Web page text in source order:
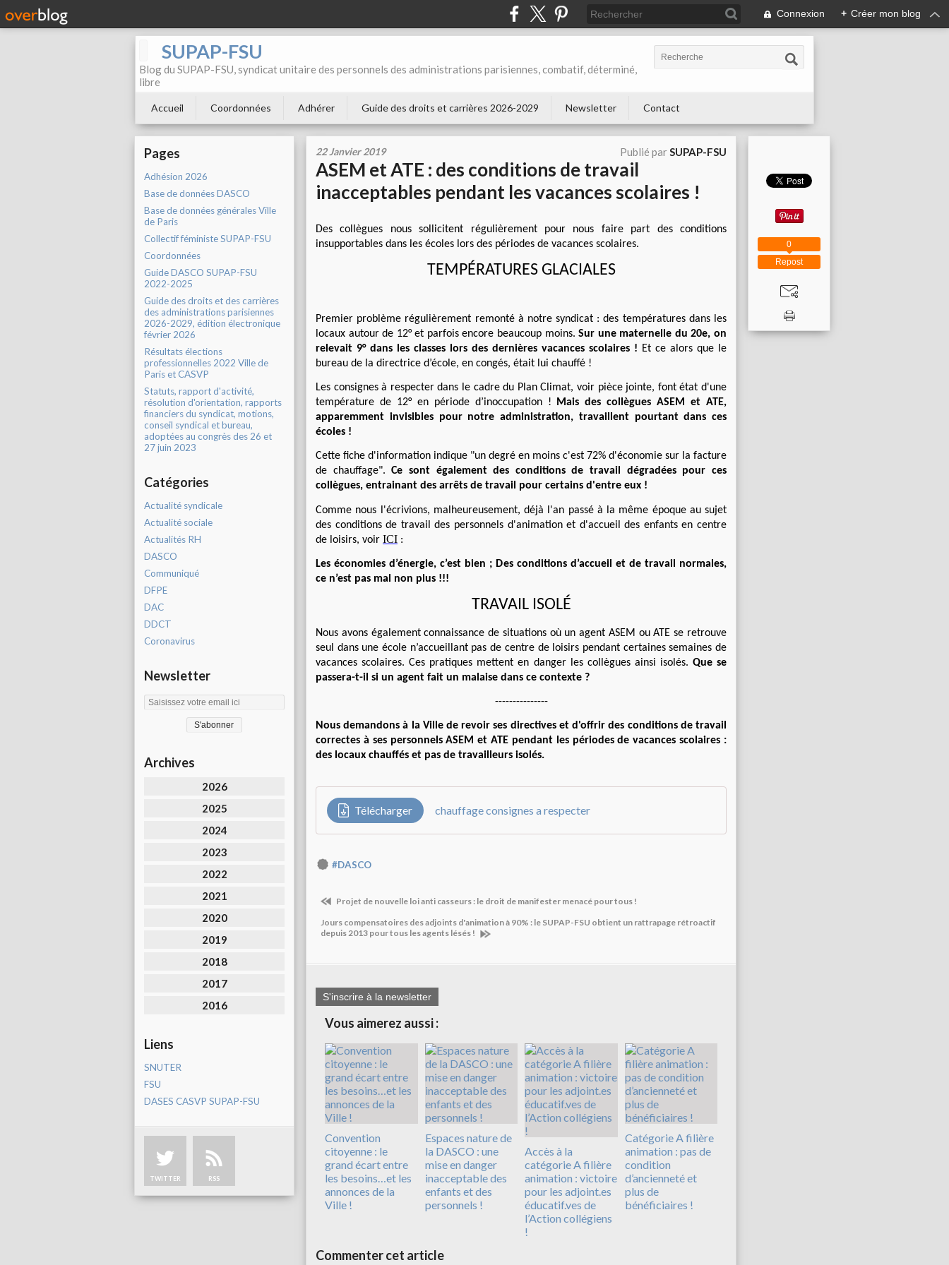
Connexion + Créer mon blog
SUPAP-FSU
Blog du SUPAP-FSU, syndicat unitaire des personnels des administrations parisiennes, combatif, déterminé,
libre
Accueil Coordonnées Adhérer Guide des droits et carrières 2026-2029 Newsletter Contact
Pages
Adhésion 2026
Base de données DASCO
Base de données générales Ville
de Paris
Collectif féministe SUPAP-FSU
Coordonnées
Guide DASCO SUPAP-FSU
2022-2025
Guide des droits et des carrières
des administrations parisiennes
2026-2029, édition électronique
février 2026
Résultats élections
professionnelles 2022 Ville de
Paris et CASVP
Statuts, rapport d'activité,
résolution d'orientation, rapports
financiers du syndicat, motions,
conseil syndical et bureau,
adoptées au congrès des 26 et
27 juin 2023
Catégories
Actualité syndicale
Actualité sociale
Actualités RH
DASCO
Communiqué
DFPE
DAC
DDCT
Coronavirus
Newsletter
Archives
2026
2025
2024
2023
2022
2021
2020
2019
2018
2017
2016
Liens
SNUTER
FSU
DASES CASVP SUPAP-FSU
TWITTER RSS
22 Janvier 2019 Publié parSUPAP-FSU
ASEM et ATE : des conditions de travail
inacceptables pendant les vacances scolaires !
Des collègues nous sollicitent régulièrement pour nous faire part des conditions
insupportables dans les écoles lors des périodes de vacances scolaires.
TEMPÉRATURES GLACIALES
Premier problème régulièrement remonté à notre syndicat : des températures dans les
locaux autour de 12° et parfois encore beaucoup moins.Sur une maternelle du 20e, on
relevait 9° dans les classes lors des dernières vacances scolaires ! Et ce alors que le
bureau de la directrice d’école, en congés, était lui chauffé !
Les consignes à respecter dans le cadre du Plan Climat, voir pièce jointe, font état d'une
température de 12° en période d’inoccupation ! Mais des collègues ASEM et ATE,
apparemment invisibles pour notre administration, travaillent pourtant dans ces
écoles !
Cette fiche d'information indique "un degré en moins c'est 72% d'économie sur la facture
de chauffage".Ce sont également des conditions de travail dégradées pour ces
collègues, entrainant des arrêts de travail pour certains d'entre eux !
Comme nous l'écrivions, malheureusement, déjà l'an passé à la même époque au sujet
des conditions de travail des personnels d'animation et d'accueil des enfants en centre
de loisirs, voir ICI :
Les économies d’énergie, c’est bien ; Des conditions d’accueil et de travail normales,
ce n’est pas mal non plus !!!
TRAVAIL ISOLÉ
Nous avons également connaissance de situations où un agent ASEM ou ATE se retrouve
seul dans une école n’accueillant pas de centre de loisirs pendant certaines semaines de
vacances scolaires. Ces pratiques mettent en danger les collègues ainsi isolés. Que se
passera-t-il si un agent fait un malaise dans ce contexte ?
---------------
Nous demandons à la Ville de revoir ses directives et d'offrir des conditions de travail
correctes à ses personnels ASEM et ATE pendant les périodes de vacances scolaires :
des locaux chauffés et pas de travailleurs isolés.
Télécharger chauffage consignes a respecter
#DASCO
Projet de nouvelle loi anti casseurs : le droit de manifester menacé pour tous !
Jours compensatoires des adjoints d'animation à 90% : le SUPAP-FSU obtient un rattrapage rétroactif
depuis 2013 pour tous les agents lésés !
S'inscrire à la newsletter
Vous aimerez aussi :
Convention
citoyenne : le
grand écart entre
les besoins…et les
annonces de la
Ville !
Espaces nature de
la DASCO : une
mise en danger
inacceptable des
enfants et des
personnels !
Accès à la
catégorie A filière
animation : victoire
pour les adjoint.es
éducatif.ves de
l’Action collégiens
!
Catégorie A filière
animation : pas de
condition
d’ancienneté et
plus de
bénéficiaires !
Commenter cet article
Repost
0